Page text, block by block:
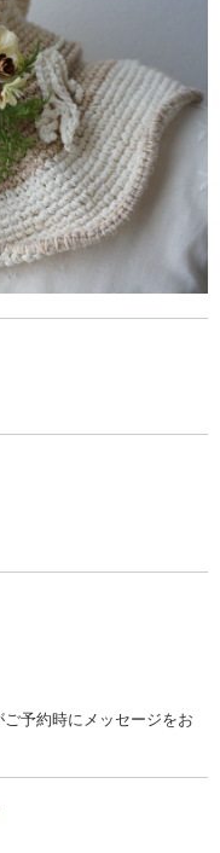
予約時にメッセージをお